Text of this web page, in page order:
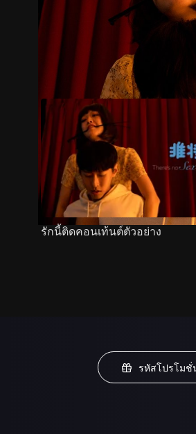
ตัวอย่าง ภาพนิ่ง เนื้อหา
รักนี้ติดคอนเท้นต์ตัวอย่าง
รหัสโปรโมชั่